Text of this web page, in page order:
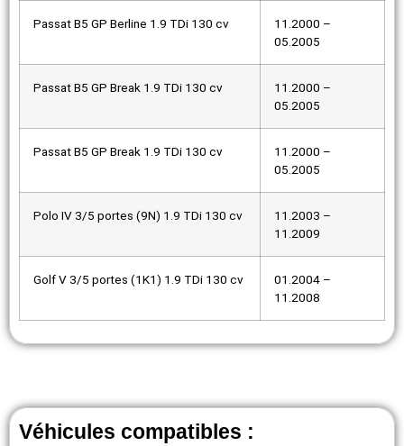
Passat B5 GP Berline 1.9 TDi 130 cv
11.2000 –
05.2005
Passat B5 GP Break 1.9 TDi 130 cv
11.2000 –
05.2005
Passat B5 GP Break 1.9 TDi 130 cv
11.2000 –
05.2005
Polo IV 3/5 portes (9N) 1.9 TDi 130 cv
11.2003 –
11.2009
Golf V 3/5 portes (1K1) 1.9 TDi 130 cv
01.2004 –
11.2008
Véhicules compatibles :